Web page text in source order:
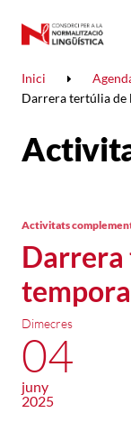
Inici
Darrera tertúlia de
Darrera
Activitats
Dimecres
04
juny
2025